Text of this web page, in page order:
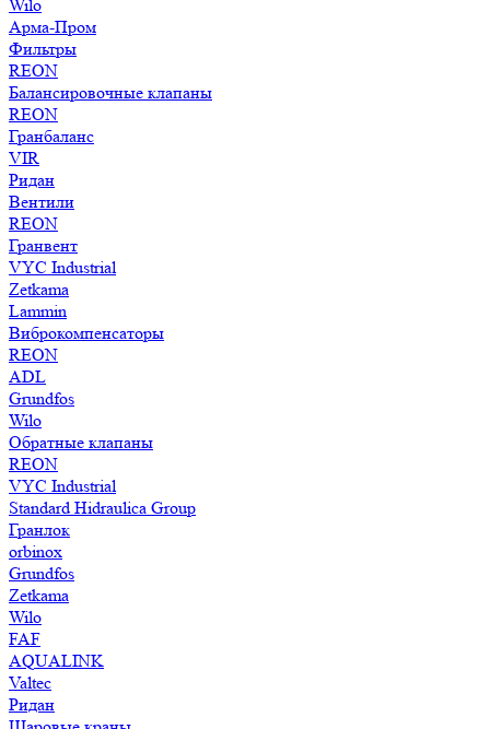
Wilo
Арма-Пром
Фильтры
REON
Балансировочные клапаны
REON
Гранбаланс
VIR
Ридан
Вентили
REON
Гранвент
VYC Industrial
Zetkama
Lammin
Виброкомпенсаторы
REON
ADL
Grundfos
Wilo
Обратные клапаны
REON
VYC Industrial
Standard Hidraulica Group
Гранлок
orbinox
Grundfos
Zetkama
Wilo
FAF
AQUALINK
Valtec
Ридан